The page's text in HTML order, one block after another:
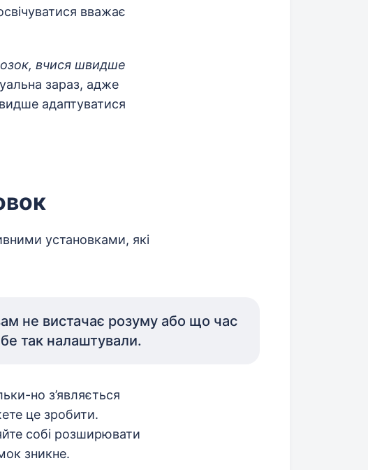
вважає
вчися швидше
зараз, адже
адаптуватися
установками, які
не вистачає розуму або що час
так налаштували.
но з’являється
це зробити.
собі розширювати
зникне.